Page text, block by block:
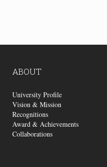
ABOUT
University Profile
Vision & Mission
Recognitions
Award & Achievements
Collaborations